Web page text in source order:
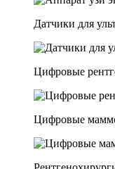
Датчики для
Цифровые
Цифровые